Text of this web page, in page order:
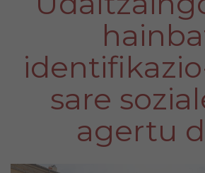
sare
agertu